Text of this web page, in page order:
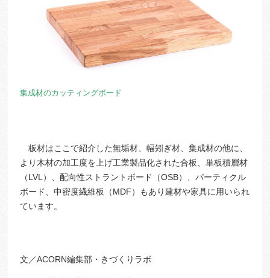
集成材のカッティングボード
板材はここで紹介した無垢材、幅矧ぎ材、集成材の他に、
より木材の加工度を上げ工業製品化された合板、単板積層材
（LVL）、配向性ストラントボード（OSB）、パーティクル
ボード、中密度繊維板（MDF）もあり建材や家具に用いられ
ています。
文／ACORN編集部・きづくりラボ